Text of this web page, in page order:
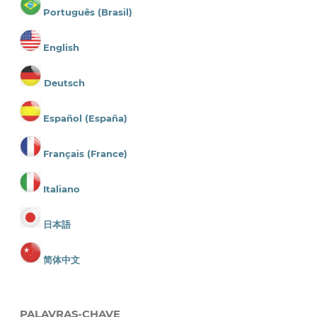
Português (Brasil)
English
Deutsch
Español (España)
Français (France)
Italiano
日本語
简体中文
PALAVRAS-CHAVE